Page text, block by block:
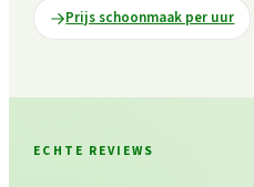
Prijs schoonmaak per uur
ECHTE REVIEWS